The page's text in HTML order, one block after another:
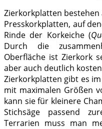
Zierkorkplatten bestehen
Presskorkplatten, auf
Rinde der Korkeiche (
Durch die
Oberfläche ist Zierkork
aber auch deutlich
Zierkorkplatten gibt es
mit maximalen Größen
kann sie für kleinere
Stichsäge passend
Terrarien muss man